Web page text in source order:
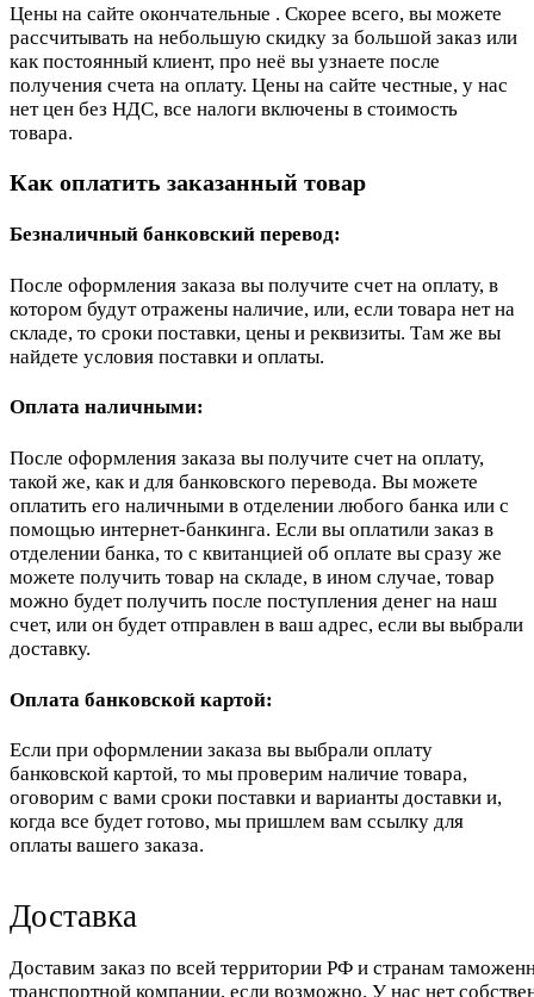
Цены на сайте окончательные . Скорее всего, вы можете
рассчитывать на небольшую скидку за большой заказ или
как постоянный клиент, про неё вы узнаете после
получения счета на оплату. Цены на сайте честные, у нас
нет цен без НДС, все налоги включены в стоимость
товара.
Как оплатить заказанный товар
Безналичный банковский перевод:
После оформления заказа вы получите счет на оплату, в
котором будут отражены наличие, или, если товара нет на
складе, то сроки поставки, цены и реквизиты. Там же вы
найдете условия поставки и оплаты.
Оплата наличными:
После оформления заказа вы получите счет на оплату,
такой же, как и для банковского перевода. Вы можете
оплатить его наличными в отделении любого банка или с
помощью интернет-банкинга. Если вы оплатили заказ в
отделении банка, то с квитанцией об оплате вы сразу же
можете получить товар на складе, в ином случае, товар
можно будет получить после поступления денег на наш
счет, или он будет отправлен в ваш адрес, если вы выбрали
доставку.
Оплата банковской картой:
Если при оформлении заказа вы выбрали оплату
банковской картой, то мы проверим наличие товара,
оговорим с вами сроки поставки и варианты доставки и,
когда все будет готово, мы пришлем вам ссылку для
оплаты вашего заказа.
Доставка
Доставим заказ по всей территории РФ и странам
транспортной компании, если возможно. У нас нет